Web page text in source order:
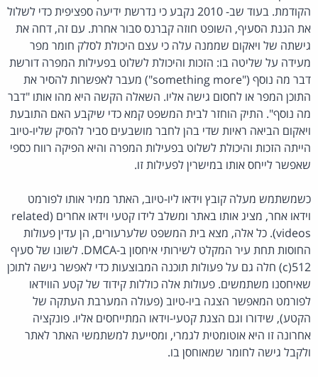
הקודמת. בעוד שב- 2010 נקבע כי נדרשת ידיעה ספציפית כדי לשלול
את הגנת הסעיף, השופט חוזה קברנס סבור אחרת. עם זה, דחה את
גישתה של ויאקום שממנה עלה כי עצם היכולת לסלק חומר מפר
מעידה על שליטה בו: הזכות והיכולת לשלוט בפעילות המפרה דורשת
דבר מה נוסף ("something more") מעבר לאפשרות להסיר את
התוכן המפר או לחסום גישה אליו. השאלה הקשה היא מהו אותו "דבר
מה נוסף". התיק הוחזר לבית המשפט קמא כדי שיקבע האם התובעת
ויאקום הביאה ראיות שדי בהן לחבר מושבעים סביר להסיק שליו-טיוב
הייתה הזכות והיכולת לשלוט בפעילות המפרה והיא הפיקה רווח כספי
שאפשר לייחס אותו במישרין לפעילות זו.
כשמשתמש מעלה קובץ וידאו ליו-טיוב, האתר ממיר אותו לפורמט
וידאו אחר, מציג אותו באתר ומשלב לידו קטעי וידאו אחרים (related
videos). כל אלה, מצא בית המשפט שלערעורים, הן עדין פעולות
החוסות תחת עיר המקלט לשירותי איחסון ב-DMCA. לשונו של סעיף
512(c) חלה גם על פעולות תוכנה המבוצעות כדי לאפשר גישה לתוכן
שאיחסנו משתמשים. פעולות אלה כוללות קידוד של קטע הווידאו
לפורמט המאפשר הצגה ביו-טיוב (פעולה המערבת העתקה של
הקטע), שידורו וגם הצגת קטעי-וידאו המתייחסים אליו. פונקציה
אחרונה זו היא אוטומטית לגמרי, ומסייעת למשתמשי האתר לאתר
ולקבל גישה לחומר שמאוחסן בו.